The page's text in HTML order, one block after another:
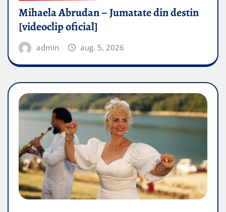
Mihaela Abrudan – Jumatate din destin
[videoclip oficial]
admin aug. 5, 2026